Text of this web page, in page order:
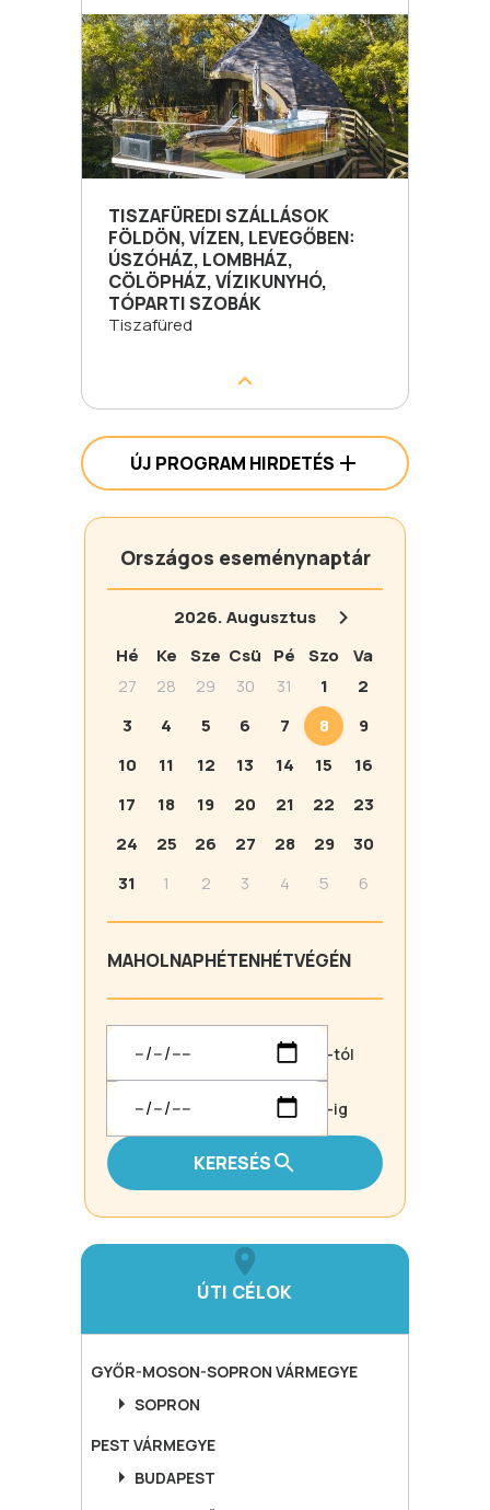
TISZAFÜREDI SZÁLLÁSOK
FÖLDÖN, VÍZEN, LEVEGŐBEN:
ÚSZÓHÁZ, LOMBHÁZ,
CÖLÖPHÁZ, VÍZIKUNYHÓ,
TÓPARTI SZOBÁK
Tiszafüred
ÚJ PROGRAM HIRDETÉS
Országos eseménynaptár
2026.Augusztus
Hé
Ke Sze Csü Pé Szo
Va
27
28 29 30 31 1
2
3
4 5 6 7 8
9
10
11 12 13 14 15
16
17
18 19 20 21 22
23
24
25 26 27 28 29
30
31
1 2 3 4 5 6
MAHOLNAPHÉTENHÉTVÉGÉN
-tól
-ig
KERESÉS
ÚTI CÉLOK
GYŐR-MOSON-SOPRON VÁRMEGYE
SOPRON
PEST VÁRMEGYE
BUDAPEST